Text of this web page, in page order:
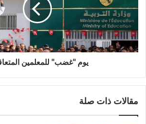
يوم "غضب" للمعلمين
مقالات ذات صلة